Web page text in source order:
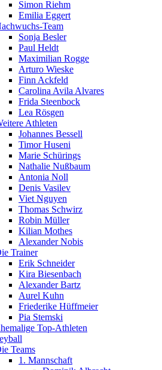
Simon Riehm
Emilia Eggert
Team
Sonja Besler
Paul Heldt
Maximilian Rogge
Arturo Wieske
Finn Ackfeld
Carolina Avila Alvares
Frida Steenbock
Lea Rösgen
Athleten
Johannes Bessell
Timor Huseni
Marie Schürings
Nathalie Nußbaum
Antonia Noll
Denis Vasilev
Viet Nguyen
Thomas Schwirz
Robin Müller
Kilian Mothes
Alexander Nobis
Trainer
Erik Schneider
Kira Biesenbach
Alexander Bartz
Aurel Kuhn
Friederike Hüffmeier
Pia Stemski
Top-Athleten
Teams
1. Mannschaft